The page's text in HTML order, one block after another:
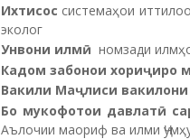
Ихтисос системаҳои
эколог
Унвони илмӣ номзади
Кадом забонои хориҷиро
Вакили Маҷлиси вакилони
Бо мукофотои давлатӣ
Аълочии маориф ва илми